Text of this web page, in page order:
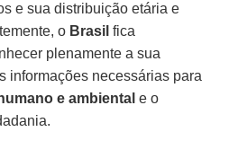
e sua distribuição etária e
o Brasil fica
plenamente a sua
informações necessárias para
e ambiental e o